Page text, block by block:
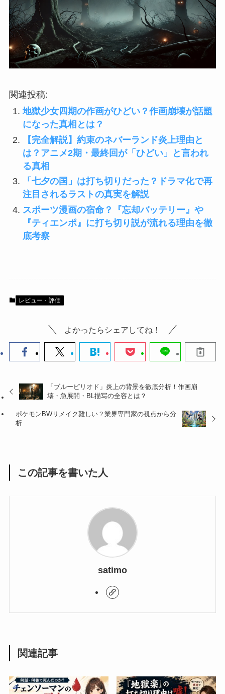
関連投稿:
地獄少女四期の作画がひどい？作画崩壊が話題
になった真相とは？
【完全解説】約束のネバーランド炎上理由と
は？アニメ2期・最終回が「ひどい」と言われ
る真相
「七夕の国」は打ち切りだった？ドラマ化で再
注目されるラストの真実を解説
スポーツ漫画の宿命？『忘却バッテリー』や
『ティエンポ』に打ち切り説が流れる理由を徹
底考察
レビュー・評価
よかったらシェアしてね！
「ブルーピリオド」炎上の背景を徹底分析！作画崩
壊・急展開・BL描写の全容とは？
ポケモンBWリメイク難しい？業界専門家の視点から分
析
この記事を書いた人
satimo
関連記事